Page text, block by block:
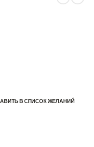
В СПИСОК ЖЕЛАНИЙ